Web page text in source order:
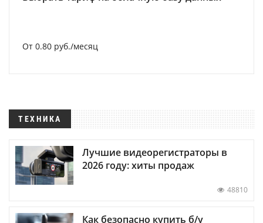
От 0.80 руб./месяц
ТЕХНИКА
Лучшие видеорегистраторы в
2026 году: хиты продаж
48810
Как безопасно купить б/у